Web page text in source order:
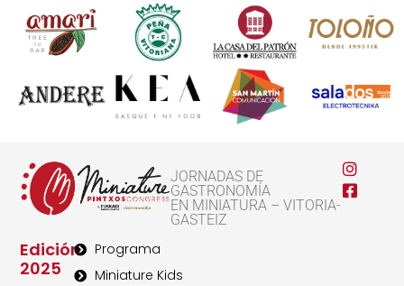
JORNADAS DE
GASTRONOMÍA
EN MINIATURA – VITORIA-
GASTEIZ
Edición
2025
Programa
Miniature Kids